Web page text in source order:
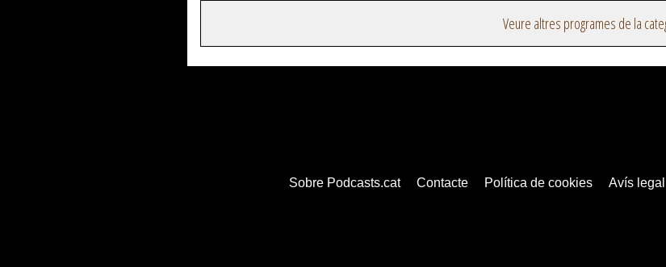
Veure altres programes de la
Sobre Podcasts.cat Contacte Política de cookies Avís legal